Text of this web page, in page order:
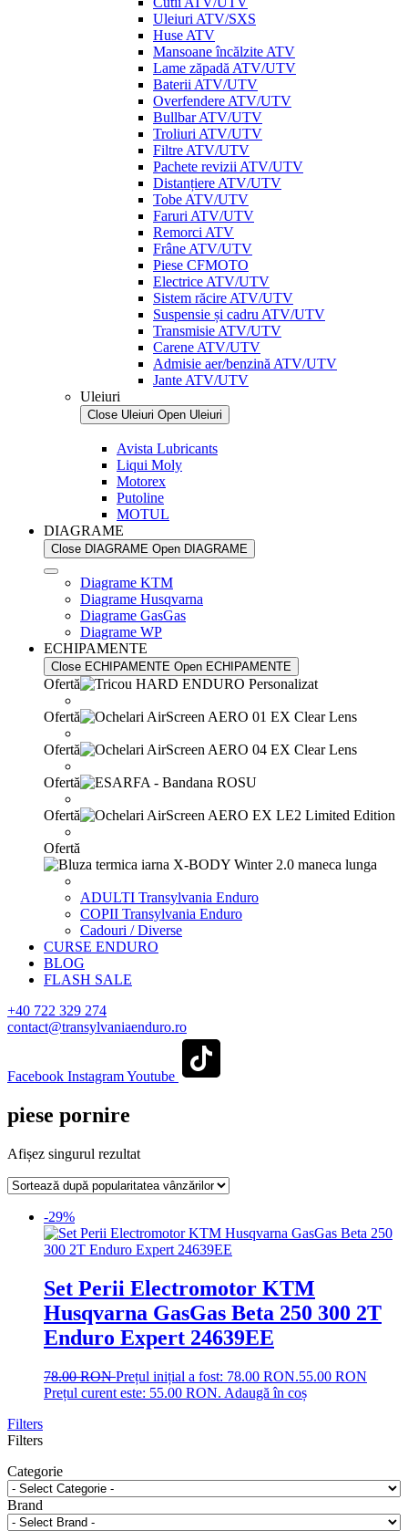
Uleiuri ATV/SXS
Huse ATV
Mansoane încălzite ATV
Lame zăpadă ATV/UTV
Baterii ATV/UTV
Overfendere ATV/UTV
Bullbar ATV/UTV
Troliuri ATV/UTV
Filtre ATV/UTV
Pachete revizii ATV/UTV
Distanțiere ATV/UTV
Tobe ATV/UTV
Faruri ATV/UTV
Remorci ATV
Frâne ATV/UTV
Piese CFMOTO
Electrice ATV/UTV
Sistem răcire ATV/UTV
Suspensie și cadru ATV/UTV
Transmisie ATV/UTV
Carene ATV/UTV
Admisie aer/benzină ATV/UTV
Jante ATV/UTV
Uleiuri
Close Uleiuri Open Uleiuri
Avista Lubricants
Liqui Moly
Motorex
Putoline
MOTUL
DIAGRAME
Close DIAGRAME Open DIAGRAME
Diagrame KTM
Diagrame Husqvarna
Diagrame GasGas
Diagrame WP
ECHIPAMENTE
Close ECHIPAMENTE Open ECHIPAMENTE
Ofertă
Ofertă
Ofertă
Ofertă
Ofertă
Ofertă
ADULTI Transylvania Enduro
COPII Transylvania Enduro
Cadouri / Diverse
CURSE ENDURO
BLOG
FLASH SALE
+40 722 329 274
contact@transylvaniaenduro.ro
Facebook InstagramYoutube
piese pornire
Afișez singurul rezultat
-29%
Set Perii Electromotor KTM
Husqvarna GasGas Beta 250 300 2T
Enduro Expert 24639EE
78.00RONPrețul inițial a fost: 78.00 RON.55.00 RON
Prețul curent este: 55.00 RON. Adaugă în coș
Filters
Filters
Categorie
Brand